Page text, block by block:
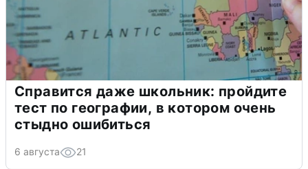
Справится даже школьник: пройдите
тест по географии, в котором очень
стыдно ошибиться
6 августа 21